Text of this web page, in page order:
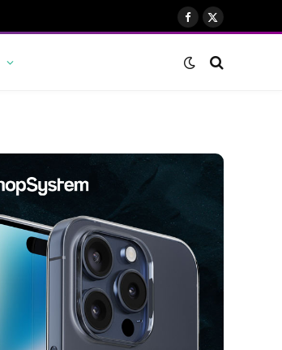
Facebook
X